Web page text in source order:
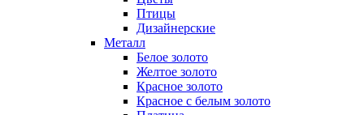
Птицы
Дизайнерские
Металл
Белое золото
Желтое золото
Красное золото
Красное с белым золото